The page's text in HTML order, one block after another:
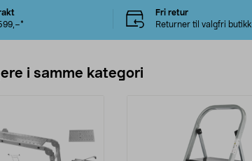
Fri retur
Returner til valgfri butikk
i samme kategori